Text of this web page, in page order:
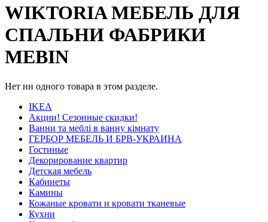
WIKTORIA МЕБЕЛЬ ДЛЯ
СПАЛЬНИ ФАБРИКИ
MEBIN
Нет ни одного товара в этом разделе.
IKEA
Акции! Сезонные скидки!
Ванни та меблі в ванну кімнату
ГЕРБОР МЕБЕЛЬ И БРВ-УКРАИНА
Гостиные
Декорирование квартир
Детская мебель
Кабинеты
Камины
Кожаные кровати и кровати тканевые
Кухни